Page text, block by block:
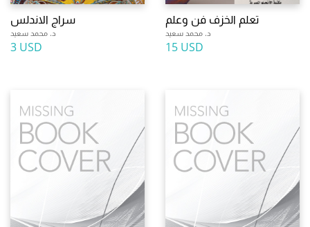
سراج الاندلس
د. محمد سعيد
3 USD
تعلم الخزف فن وعلم
د. محمد سعيد
15 USD